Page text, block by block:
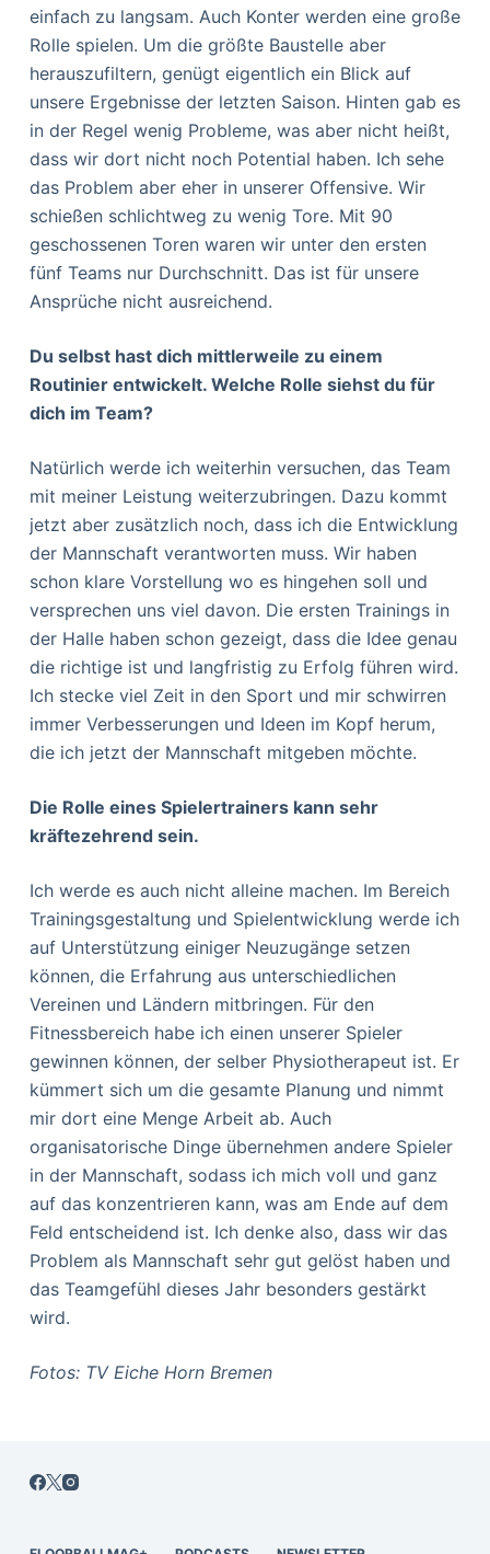
einfach zu langsam. Auch Konter werden eine große
Rolle spielen. Um die größte Baustelle aber
herauszufiltern, genügt eigentlich ein Blick auf
unsere Ergebnisse der letzten Saison. Hinten gab es
in der Regel wenig Probleme, was aber nicht heißt,
dass wir dort nicht noch Potential haben. Ich sehe
das Problem aber eher in unserer Offensive. Wir
schießen schlichtweg zu wenig Tore. Mit 90
geschossenen Toren waren wir unter den ersten
fünf Teams nur Durchschnitt. Das ist für unsere
Ansprüche nicht ausreichend.
Du selbst hast dich mittlerweile zu einem
Routinier entwickelt. Welche Rolle siehst du für
dich im Team?
Natürlich werde ich weiterhin versuchen, das Team
mit meiner Leistung weiterzubringen. Dazu kommt
jetzt aber zusätzlich noch, dass ich die Entwicklung
der Mannschaft verantworten muss. Wir haben
schon klare Vorstellung wo es hingehen soll und
versprechen uns viel davon. Die ersten Trainings in
der Halle haben schon gezeigt, dass die Idee genau
die richtige ist und langfristig zu Erfolg führen wird.
Ich stecke viel Zeit in den Sport und mir schwirren
immer Verbesserungen und Ideen im Kopf herum,
die ich jetzt der Mannschaft mitgeben möchte.
Die Rolle eines Spielertrainers kann sehr
kräftezehrend sein.
Ich werde es auch nicht alleine machen. Im Bereich
Trainingsgestaltung und Spielentwicklung werde ich
auf Unterstützung einiger Neuzugänge setzen
können, die Erfahrung aus unterschiedlichen
Vereinen und Ländern mitbringen. Für den
Fitnessbereich habe ich einen unserer Spieler
gewinnen können, der selber Physiotherapeut ist. Er
kümmert sich um die gesamte Planung und nimmt
mir dort eine Menge Arbeit ab. Auch
organisatorische Dinge übernehmen andere Spieler
in der Mannschaft, sodass ich mich voll und ganz
auf das konzentrieren kann, was am Ende auf dem
Feld entscheidend ist. Ich denke also, dass wir das
Problem als Mannschaft sehr gut gelöst haben und
das Teamgefühl dieses Jahr besonders gestärkt
wird.
Fotos: TV Eiche Horn Bremen